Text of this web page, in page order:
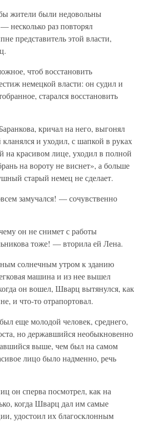
жители были недовольны
несколько раз повторял
представитель этой власти,
чтоб восстановить
немецкой власти: он судил и
старался восстановить
кричал на него, выгонял
и уходил, с шапкой в руках
на красивом лице, уходил в полной
на вороту не виснет», а больше
старый немец не сделает.
замучался! — сочувственно
он не снимет с работы
тоже! — вторила ей Лена.
солнечным утром к зданию
машина и из нее вышел
он вошел, Шварц вытянулся, как
и что-то отрапортовал.
еще молодой человек, среднего,
но державшийся необыкновенно
выше, чем был на самом
лицо было надменно, речь
он сперва посмотрел, как на
когда Шварц дал им самые
удостоил их благосклонным